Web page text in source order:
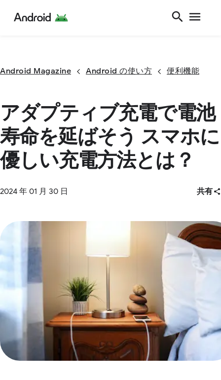
Android Magazine Android の使い方 便利機能
アダプティブ充電で電池
寿命を延ばそう スマホに
優しい充電方法とは？
2024 年 01 月 30 日 共有